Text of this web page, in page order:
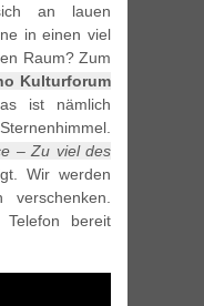
an lauen
in einen viel
Raum? Zum
Kulturforum
ist nämlich
– Zu viel des
Wir werden
bereit